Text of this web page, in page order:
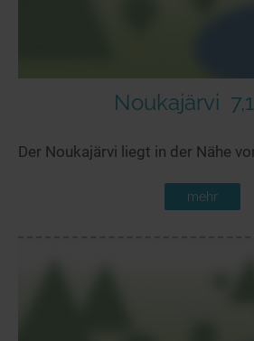
Noukajärvi
Der Noukajärvi liegt in der Nähe
mehr